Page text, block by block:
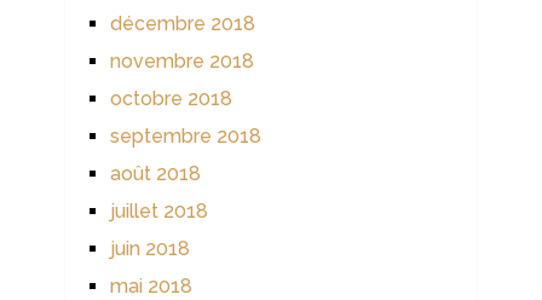
décembre 2018
novembre 2018
octobre 2018
septembre 2018
août 2018
juillet 2018
juin 2018
mai 2018